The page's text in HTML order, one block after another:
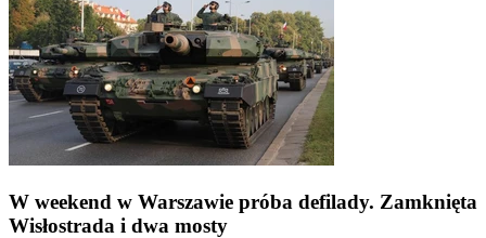
W weekend w Warszawie próba defilady. Zamknięta
Wisłostrada i dwa mosty